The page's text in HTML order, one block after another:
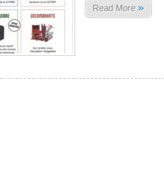
Read More »